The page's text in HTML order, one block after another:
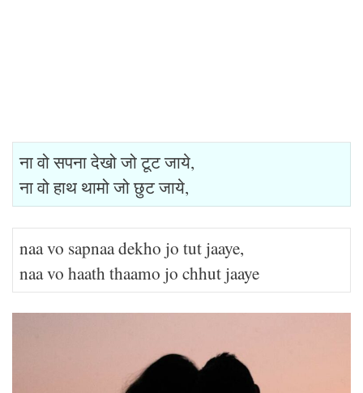
ना वो सपना देखो जो टूट जाये,
ना वो हाथ थामो जो छुट जाये,
naa vo sapnaa dekho jo tut jaaye,
naa vo haath thaamo jo chhut jaaye